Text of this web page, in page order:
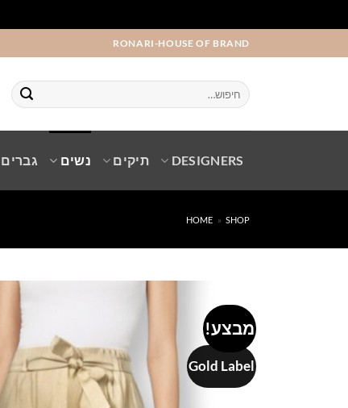
to
RONARI-HOUSE OF BRAND
חיפוש
עבור:
DESIGNERS תיקים נשים גברים
HOME » SHOP
מבצע!
Gold Label